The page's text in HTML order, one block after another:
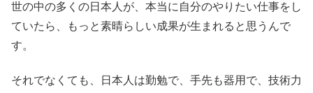
世の中の多くの日本人が、本当に自分のやりたい仕事をし
ていたら、もっと素晴らしい成果が生まれると思うんで
す。
それでなくても、日本人は勤勉で、手先も器用で、技術力